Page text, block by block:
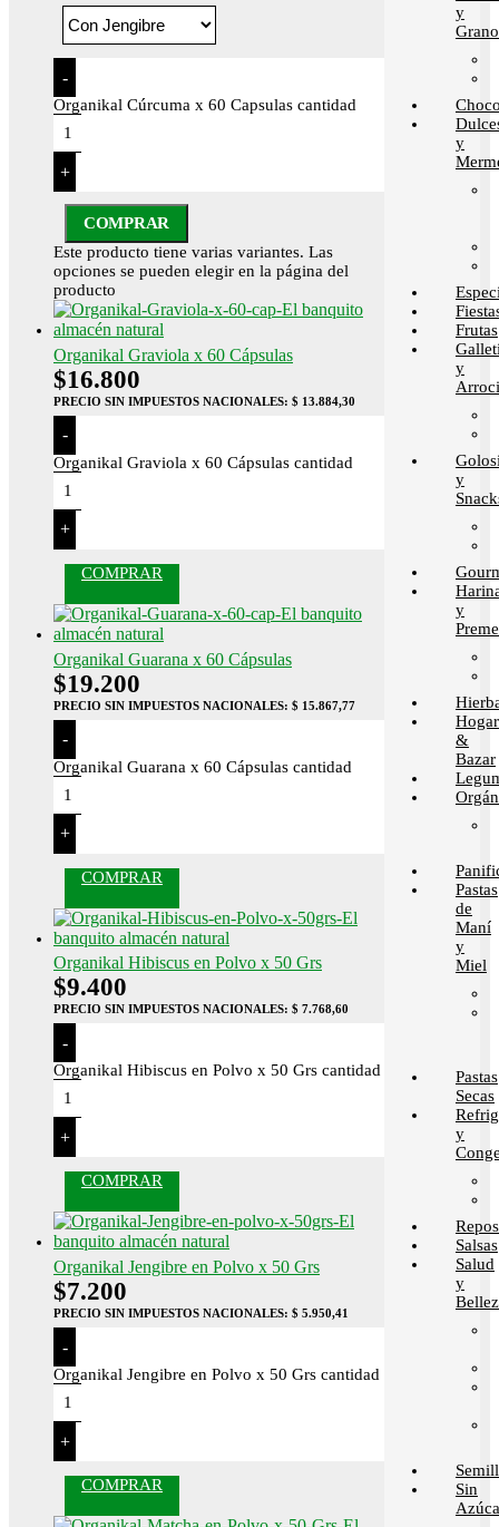
-
Organikal Cúrcuma x 60 Capsulas cantidad
+
COMPRAR
Este producto tiene varias variantes. Las
opciones se pueden elegir en la página del
producto
Organikal Graviola x 60 Cápsulas
$16.800
PRECIO SIN IMPUESTOS NACIONALES: $ 13.884,30
-
Organikal Graviola x 60 Cápsulas cantidad
+
COMPRAR
Organikal Guarana x 60 Cápsulas
$19.200
PRECIO SIN IMPUESTOS NACIONALES: $ 15.867,77
-
Organikal Guarana x 60 Cápsulas cantidad
+
COMPRAR
Organikal Hibiscus en Polvo x 50 Grs
$9.400
PRECIO SIN IMPUESTOS NACIONALES: $ 7.768,60
-
Organikal Hibiscus en Polvo x 50 Grs cantidad
+
COMPRAR
Organikal Jengibre en Polvo x 50 Grs
$7.200
PRECIO SIN IMPUESTOS NACIONALES: $ 5.950,41
-
Organikal Jengibre en Polvo x 50 Grs cantidad
+
COMPRAR
y
y
Frutas
y
y
y
Hogar
&
Bazar
Pastas
de
Maní
y
Miel
Pastas
Secas
y
Salsas
Salud
y
Sin